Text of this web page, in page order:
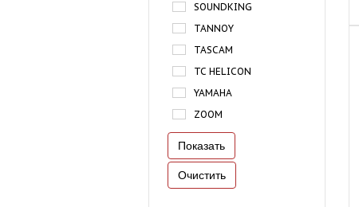
SOUNDKING
TANNOY
TASCAM
TC HELICON
YAMAHA
ZOOM